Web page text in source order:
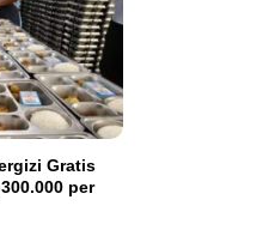
Gratis
per